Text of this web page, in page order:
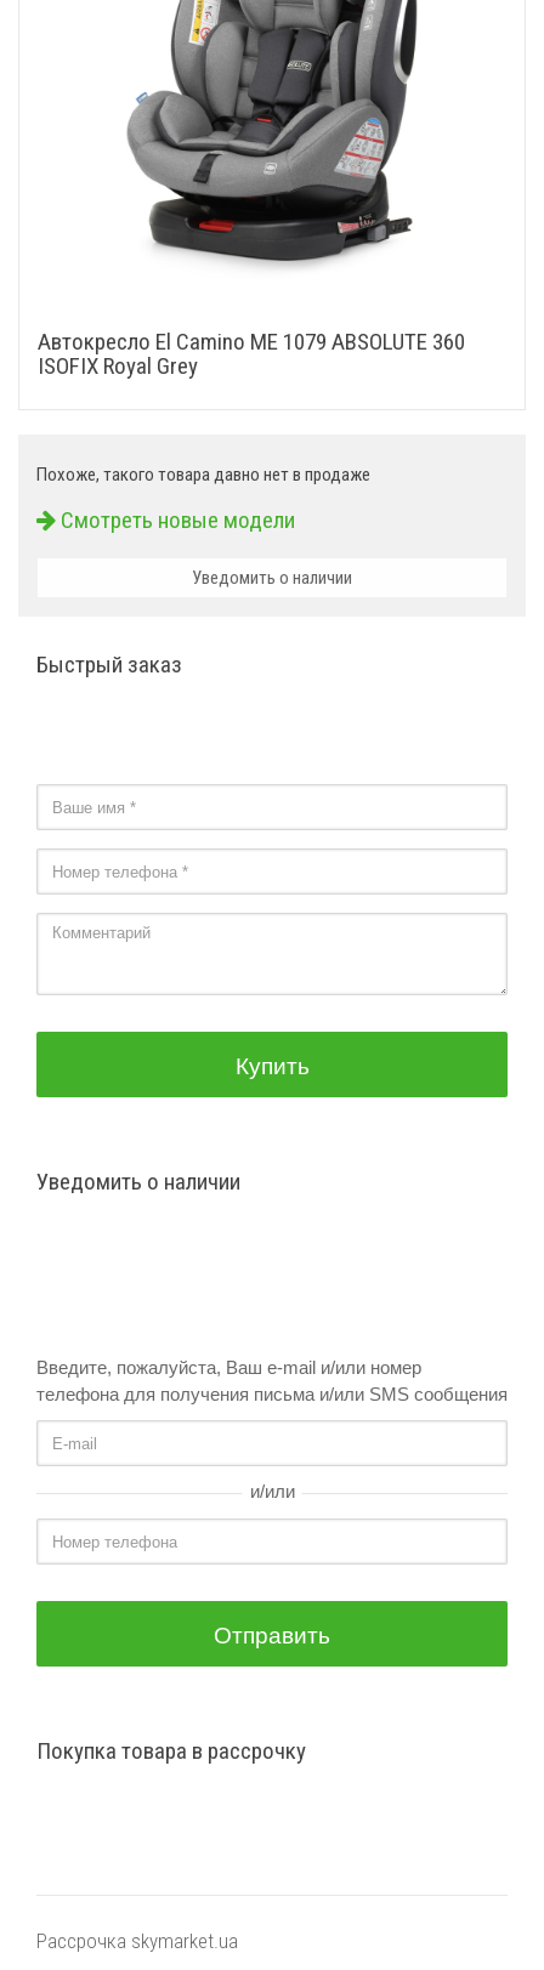
Автокресло El Camino ME 1079 ABSOLUTE 360
ISOFIX Royal Grey
Похоже, такого товара давно нет в продаже
Смотреть новые модели
Уведомить о наличии
Быстрый заказ
Купить
Уведомить о наличии
Введите, пожалуйста, Ваш e-mail и/или номер
телефона для получения письма и/или SMS сообщения
и/или
Отправить
Покупка товара в рассрочку
Рассрочка skymarket.ua